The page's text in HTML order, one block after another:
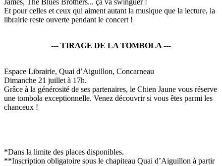
Et pour celles et ceux qui aiment autant la musique que la lecture, la
librairie reste ouverte pendant le concert !
--- TIRAGE DE LA TOMBOLA ---
Espace Librairie, Quai d’Aiguillon, Concarneau
Dimanche 21 juillet à 17h.
Grâce à la générosité de ses partenaires, le Chien Jaune vous réserve
une tombola exceptionnelle. Venez découvrir si vous êtes parmi les
chanceux !
*Dans la limite des places disponibles.
**Inscription obligatoire sous le chapiteau Quai d’Aiguillon à partir